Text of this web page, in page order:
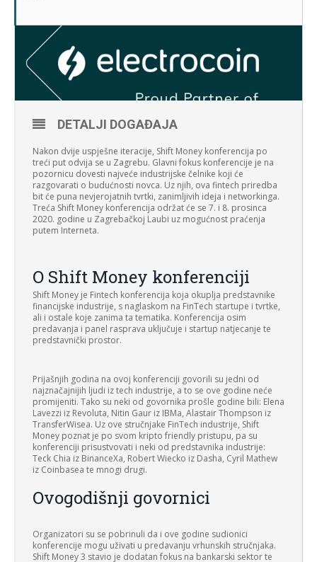
DETALJI DOGAĐAJA
Nakon dvije uspješne iteracije, Shift Money konferencija po
treći put odvija se u Zagrebu. Glavni fokus konferencije je na
pozornicu dovesti najveće industrijske čelnike koji će
razgovarati o budućnosti novca. Uz njih, ova fintech priredba
bit će puna nevjerojatnih tvrtki, zanimljivih ideja i networkinga.
Treća Shift Money konferencija održat će se 7. i 8. prosinca
2020. godine u Zagrebačkoj Laubi uz mogućnost praćenja
putem Interneta.
O Shift Money konferenciji
Shift Money je Fintech konferencija koja okuplja predstavnike
financijske industrije, s naglaskom na FinTech startupe i tvrtke,
ali i ostale koje zanima ta tematika. Konferencija osim
predavanja i panel rasprava uključuje i startup natjecanje te
predstavnički prostor.
Prijašnjih godina na ovoj konferenciji govorili su jedni od
najznačajnijih ljudi iz tech industrije, a to se ove godine neće
promijeniti. Tako su neki od govornika prošle godine bili: Elena
Lavezzi iz Revoluta, Nitin Gaur iz IBMa, Alastair Thompson iz
TransferWisea. Uz ove stručnjake FinTech industrije, Shift
Money poznat je po svom kripto friendly pristupu, pa su
konferenciji prisustvovati i neki od predstavnika industrije:
Teck Chia iz BinanceXa, Robert Wiecko iz Dasha, Cyril Mathew
iz Coinbasea te mnogi drugi.
Ovogodišnji govornici
Organizatori su se pobrinuli da i ove godine sudionici
konferencije mogu uživati u predavanju vrhunskih stručnjaka.
Shift Money 3 stavio je dodatan fokus na bankarski sektor te